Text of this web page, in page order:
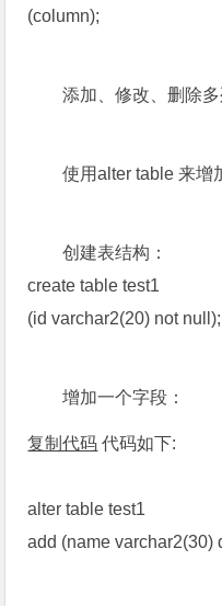
(column);
添加、修改、删除
使用alter table 来增
创建表结构：
create table test1
(id varchar2(20) not null);
增加一个字段：
复制代码 代码如下:
alter table test1
add (name varchar2(30)